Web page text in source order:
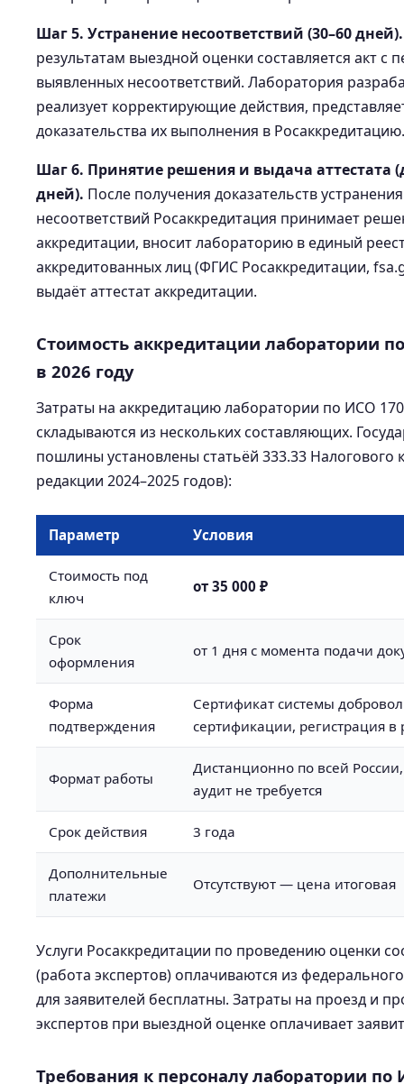
Шаг 5. Устранение несоответствий (30–60 дней).
результатам выездной оценки составляется акт с
выявленных несоответствий. Лаборатория
реализует корректирующие действия,
доказательства их выполнения в Росаккредитацию.
Шаг 6. Принятие решения и выдача аттестата
дней). После получения доказательств устранения
несоответствий Росаккредитация принимает
аккредитации, вносит лабораторию в единый
аккредитованных лиц (ФГИС Росаккредитации,
выдаёт аттестат аккредитации.
Стоимость аккредитации лаборатории
в 2026 году
Затраты на аккредитацию лаборатории по ИСО
складываются из нескольких составляющих.
пошлины установлены статьёй 333.33 Налогового
редакции 2024–2025 годов):
Параметр Условия
Стоимость под
ключ
от 35 000 ₽
Срок
оформления
от 1 дня с момента подачи
Форма
подтверждения
Сертификат системы
сертификации, регистрация в
Формат работы
Дистанционно по всей
аудит не требуется
Срок действия 3 года
Дополнительные
платежи
Отсутствуют — цена итоговая
Услуги Росаккредитации по проведению оценки
(работа экспертов) оплачиваются из
для заявителей бесплатны. Затраты на проезд и
экспертов при выездной оценке оплачивает
Требования к персоналу лаборатории по